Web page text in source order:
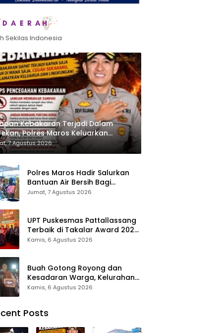
Sekilas Indonesia
Kebakaran Terjadi Dalam
Polres Maros Keluarkan
kepada Masyarakat
7 Agustus 2026
Polres Maros Hadir Salurkan
Bantuan Air Bersih Bagi
Masyarakat Terdampak Krisis
Jumat, 7 Agustus 2026
UPT Puskesmas Pattallassang
Terbaik di Takalar Award 2026,
Bukti Komitmen Hadirkan
Kamis, 6 Agustus 2026
Buah Gotong Royong dan
Kesadaran Warga, Kelurahan
Patte’ne Menjadi Bintang
Kamis, 6 Agustus 2026
Posts